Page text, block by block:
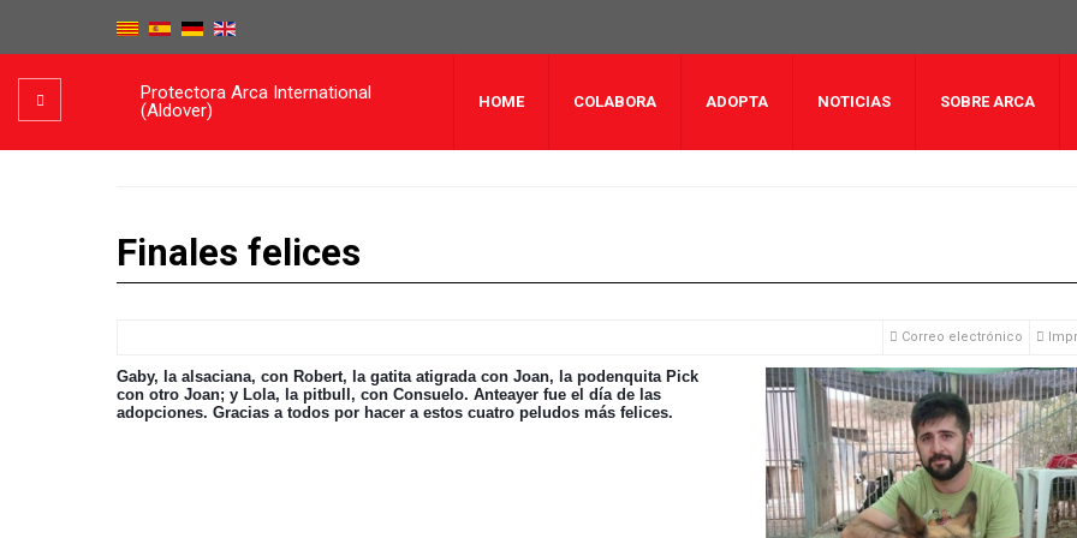
Protectora Arca International
(Aldover)
HOME COLABORA ADOPTA NOTICIAS SOBRE ARCA
Finales felices
Correo electrónico
Gaby, la alsaciana, con Robert, la gatita atigrada con Joan, la podenquita Pick
con otro Joan; y Lola, la pitbull, con Consuelo. Anteayer fue el día de las
adopciones. Gracias a todos por hacer a estos cuatro peludos más felices.